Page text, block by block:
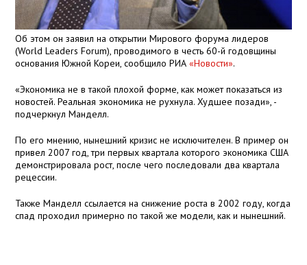
Об этом он заявил на открытии Мирового форума лидеров
(World Leaders Forum), проводимого в честь 60-й годовщины
основания Южной Кореи, сообщило РИА«Новости».
«Экономика не в такой плохой форме, как может показаться из
новостей. Реальная экономика не рухнула. Худшее позади», -
подчеркнул Манделл.
По его мнению, нынешний кризис не исключителен. В пример он
привел 2007 год, три первых квартала которого экономика США
демонстрировала рост, после чего последовали два квартала
рецессии.
Также Манделл ссылается на снижение роста в 2002 году, когда
спад проходил примерно по такой же модели, как и нынешний.